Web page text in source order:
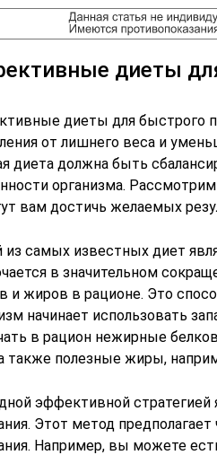
диеты
диеты для быстрого
от лишнего веса и
диета должна быть
организма.
вам достичь желаемых
из самых известных диет
в значительном
и жиров в рационе. Это
начинает использовать
в рацион нежирные
также полезные жиры,
эффективной стратегией
Этот метод
Например, вы можете